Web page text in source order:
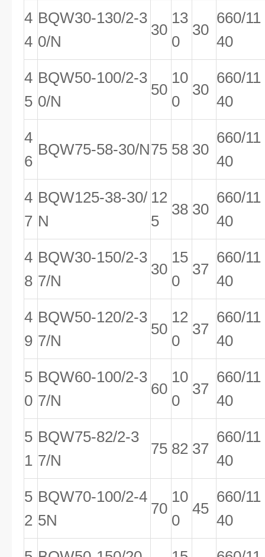
4
4
BQW30-130/2-3
0/N
30
13
0
30
660/11
40
4
5
BQW50-100/2-3
0/N
50
10
0
30
660/11
40
4
6
BQW75-58-30/N75 58 30
660/11
40
4
7
BQW125-38-30/
N
12
5
38 30
660/11
40
4
8
BQW30-150/2-3
7/N
30
15
0
37
660/11
40
4
9
BQW50-120/2-3
7/N
50
12
0
37
660/11
40
5
0
BQW60-100/2-3
7/N
60
10
0
37
660/11
40
5
1
BQW75-82/2-3
7/N
75 82 37
660/11
40
5
2
BQW70-100/2-4
5N
70
10
0
45
660/11
40